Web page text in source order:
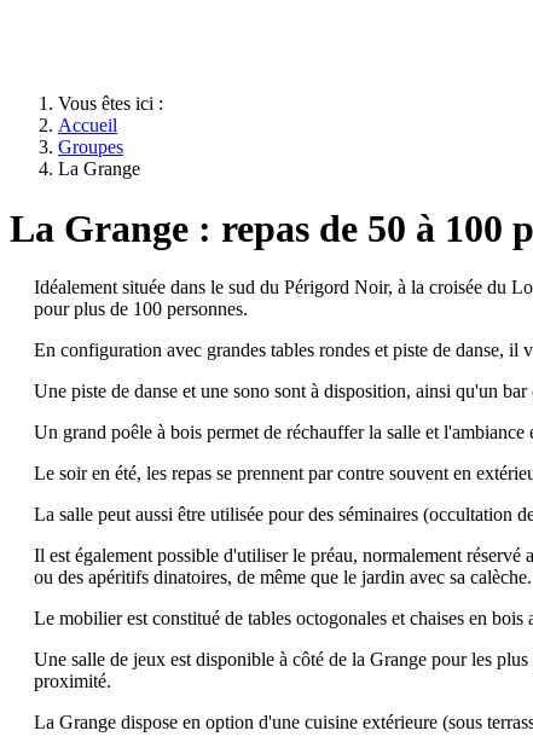
Vous êtes ici :
Accueil
Groupes
La Grange
La Grange : repas de 50 à 100
Idéalement située dans le sud du Périgord Noir, à la croisée du
pour plus de 100 personnes.
En configuration avec grandes tables rondes et piste de danse, il
Une piste de danse et une sono sont à disposition, ainsi qu'un
Un grand poêle à bois permet de réchauffer la salle et l'ambiance
Le soir en été, les repas se prennent par contre souvent en
La salle peut aussi être utilisée pour des séminaires (occultation
Il est également possible d'utiliser le préau, normalement
ou des apéritifs dinatoires, de même que le jardin avec sa calèche.
Le mobilier est constitué de tables octogonales et chaises en
Une salle de jeux est disponible à côté de la Grange pour les
proximité.
La Grange dispose en option d'une cuisine extérieure (sous